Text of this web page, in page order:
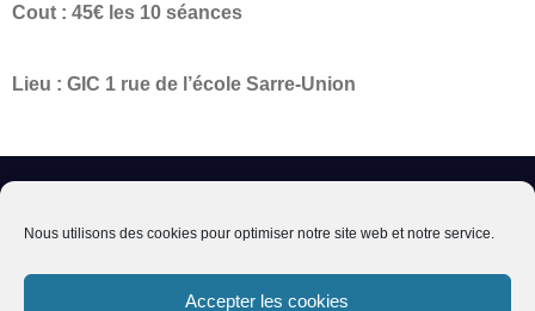
Nous utilisons des cookies pour optimiser notre site web et notre service.
Accepter les cookies
Cout : 45€ les 10 séances
Lieu : GIC 1 rue de l’école Sarre-Union
03 88 00 33 03 – gic67@orange.fr
1 rue de l’école 67260 SARRE-UNION